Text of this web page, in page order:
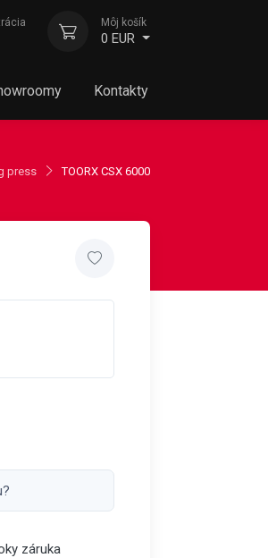
Môj košík
0 EUR
Kontakty
press TOORX CSX 6000
záruka